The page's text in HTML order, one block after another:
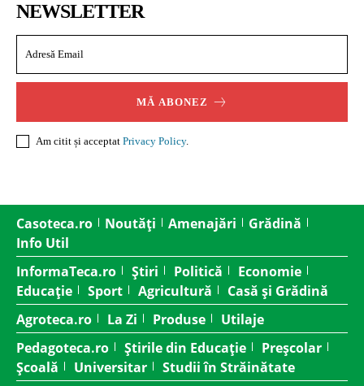
NEWSLETTER
MĂ ABONEZ
Am citit și acceptat Privacy Policy.
Casoteca.ro Noutăți Amenajări
Grădină
Info Util
InformaTeca.ro
Știri Politică
Economie
Educație
Sport Agricultură
Casă și Grădină
Agroteca.ro
La Zi Produse
Utilaje
Pedagoteca.ro
Știrile din Educație
Preșcolar
Școală
Universitar Studii în Străinătate